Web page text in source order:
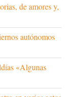
de amores y,
autónomos
«Algunas